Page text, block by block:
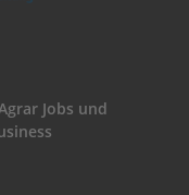
Jobs und